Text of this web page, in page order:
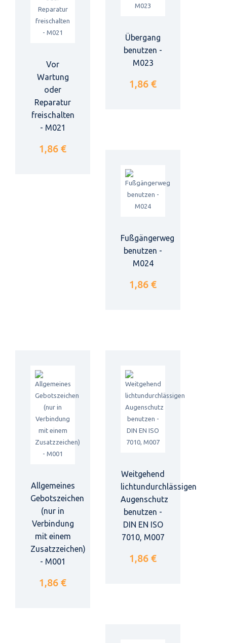
Vor
Wartung
oder
Reparatur
freischalten
- M021
1,86 €
Übergang
benutzen -
M023
1,86 €
Fußgängerweg
benutzen -
M024
1,86 €
Allgemeines
Gebotszeichen
(nur in
Verbindung
mit einem
Zusatzzeichen)
- M001
1,86 €
Weitgehend
lichtundurchlässigen
Augenschutz
benutzen -
DIN EN ISO
7010, M007
1,86 €